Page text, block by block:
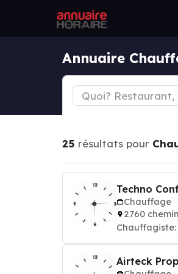
Annuaire
25 résultats pour
Techno
Chauffage
2760
Airteck